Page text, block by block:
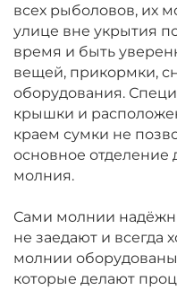
всех рыболовов, их
улице вне укрытия
время и быть
вещей, прикормки,
оборудования.
крышки и
краем сумки не
основное отделение
молния.
Сами молнии
не заедают и всегда
молнии
которые делают